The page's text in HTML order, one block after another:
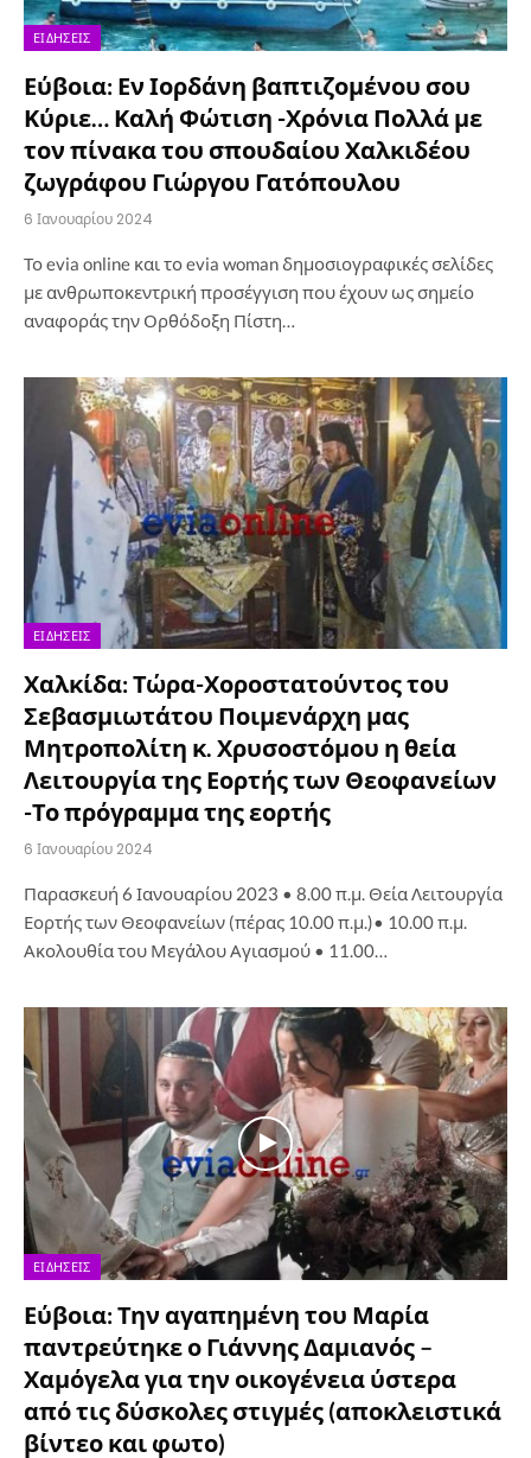
ΕΙΔΉΣΕΙΣ
Εύβοια: Εν Ιορδάνη βαπτιζομένου σου
Κύριε… Καλή Φώτιση -Χρόνια Πολλά με
τον πίνακα του σπουδαίου Χαλκιδέου
ζωγράφου Γιώργου Γατόπουλου
6 Ιανουαρίου 2024
Το evia online και το evia woman δημοσιογραφικές σελίδες
με ανθρωποκεντρική προσέγγιση που έχουν ως σημείο
αναφοράς την Ορθόδοξη Πίστη…
ΕΙΔΉΣΕΙΣ
Χαλκίδα: Τώρα-Χοροστατούντος του
Σεβασμιωτάτου Ποιμενάρχη μας
Μητροπολίτη κ. Χρυσοστόμου η θεία
Λειτουργία της Εορτής των Θεοφανείων
-Το πρόγραμμα της εορτής
6 Ιανουαρίου 2024
Παρασκευή 6 Ιανουαρίου 2023 • 8.00 π.μ. Θεία Λειτουργία
Εορτής των Θεοφανείων (πέρας 10.00 π.μ.)• 10.00 π.μ.
Ακολουθία του Μεγάλου Αγιασμού • 11.00…
ΕΙΔΉΣΕΙΣ
Εύβοια: Την αγαπημένη του Μαρία
παντρεύτηκε ο Γιάννης Δαμιανός –
Χαμόγελα για την οικογένεια ύστερα
από τις δύσκολες στιγμές (αποκλειστικά
βίντεο και φωτο)